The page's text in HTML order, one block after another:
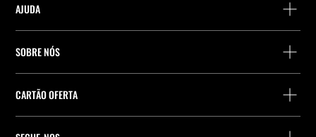
AJUDA
Localiza a tua encomenda
Localizador de pontos de entrega
SOBRE NÓS
Empresa
CARTÃO OFERTA